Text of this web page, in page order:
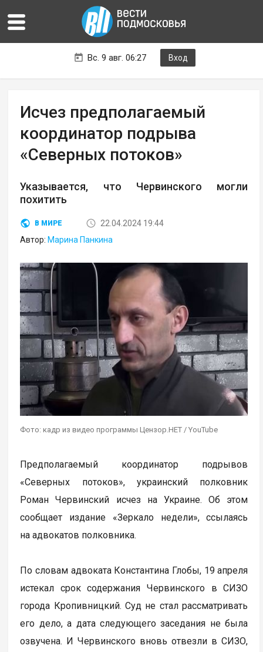
Вс. 9 авг. 06:27 Вход
Исчез предполагаемый
координатор подрыва
«Северных потоков»
Указывается, что Червинского могли
похитить
В МИРЕ
22.04.2024 19:44
Автор: Марина Панкина
Фото: кадр из видео программы Цензор.НЕТ / YouTube
Предполагаемый координатор подрывов
«Северных потоков», украинский полковник
Роман Червинский исчез на Украине. Об этом
сообщает издание «Зеркало недели», ссылаясь
на адвокатов полковника.
По словам адвоката Константина Глобы, 19 апреля
истекал срок содержания Червинского в СИЗО
города Кропивницкий. Суд не стал рассматривать
его дело, а дата следующего заседания не была
озвучена. И Червинского вновь отвезли в СИЗО,